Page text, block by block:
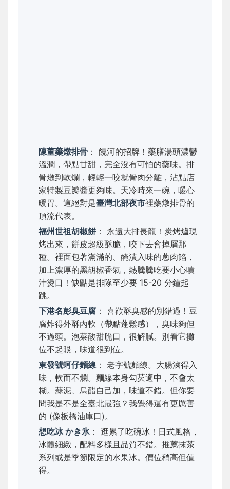
陳董藥燉排骨 ： 饒河的招牌！藥膳湯頭濃鬱
溫潤，帶點甘甜，完全沒有可怕的藥味。排
骨燉到軟爛，輕輕一咬就骨肉分離，沾點店
家特製豆瓣醬更夠味。天冷時來一碗，暖心
暖胃。這絕對是臺灣北部夜市裡藥燉排骨的
頂流代表。
福州世祖胡椒餅 ： 永遠大排長龍！炭烤爐現
烤出來，餅皮超級酥脆，咬下去會掉屑那
種。裡面包著滿滿的、醃漬入味的蔥肉餡，
加上濃厚的黑胡椒香氣，熱騰騰吃要小心噴
汁燙口！缺點是排隊至少要 15-20 分鐘起
跳。
下港名彭臭豆腐 ： 喜歡酥臭感的別錯過！豆
腐炸得外酥內軟（帶點蓬鬆感），臭味夠但
不過頭。泡菜酸甜脆口，很解膩。別看它攤
位不起眼，味道很到位。
東發號蚵仔麵線 ： 老字號麵線。大腸滷得入
味，軟而不爛。麵線本身勾芡適中，不會太
糊。蒜泥、烏醋自己加，味道不錯。但你要
問我是不是全臺北最強？我覺得還有更厲害
的 (像板橋油庫口)。
想吃冰 かき氷 ： 逛累了吃碗冰！日式風格，
冰體細緻，配料多樣且品質不錯。推薦抹茶
系列或是季節限定的水果冰。價位稍高但值
得。